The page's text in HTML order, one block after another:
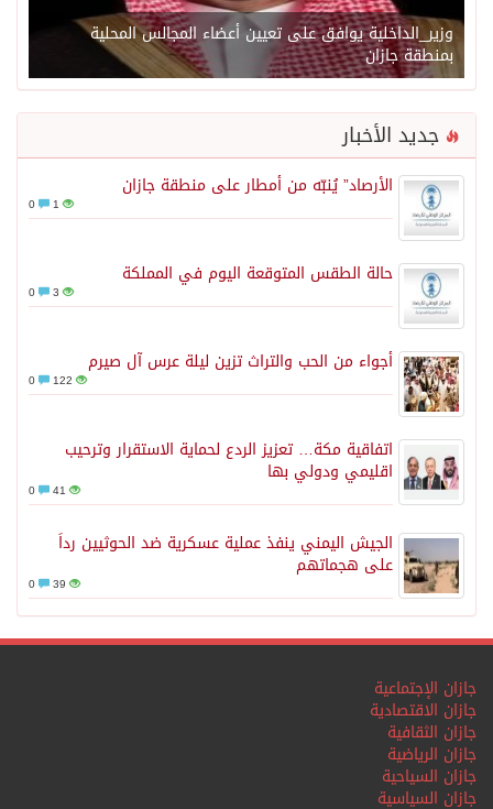
وزير_الداخلية يوافق على تعيين أعضاء المجالس المحلية
بمنطقة جازان
جديد الأخبار
الأرصاد” يُنبّه من أمطار على منطقة جازان
1
حالة الطقس المتوقعة اليوم في المملكة
3
أجواء من الحب والتراث تزين ليلة عرس آل صيرم
122
اتفاقية مكة… تعزيز الردع لحماية الاستقرار وترحيب
اقليمي ودولي بها
41
الجيش اليمني ينفذ عملية عسكرية ضد الحوثيين رداً
على هجماتهم
39
جازان الإجتماعية
جازان الاقتصادية
جازان الثقافية
جازان الرياضية
جازان السياحية
جازان السياسية